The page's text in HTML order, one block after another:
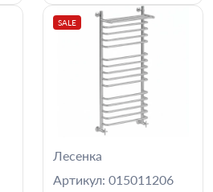
SALE
Лесенка
Артикул: 015011206